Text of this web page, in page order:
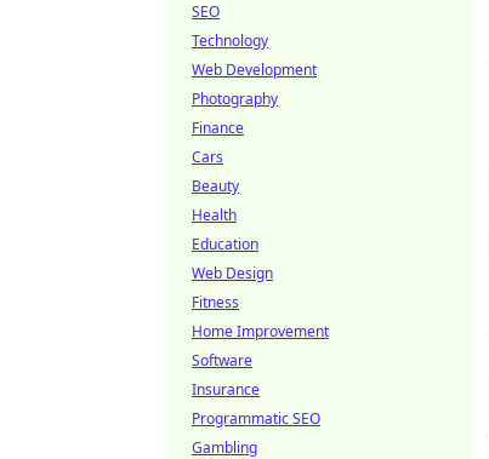
SEO
Technology
Web Development
Photography
Finance
Cars
Beauty
Health
Education
Web Design
Fitness
Home Improvement
Software
Insurance
Programmatic SEO
Gambling